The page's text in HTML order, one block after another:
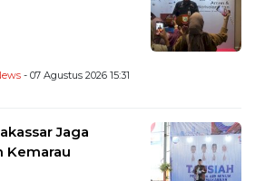
- 07 Agustus 2026 15:31
Jaga
Kemarau